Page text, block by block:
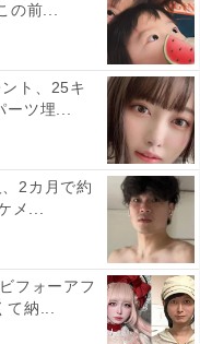
の前...
ト、25キ
ーツ埋...
2カ月で約
メ...
フォーアフ
て納...